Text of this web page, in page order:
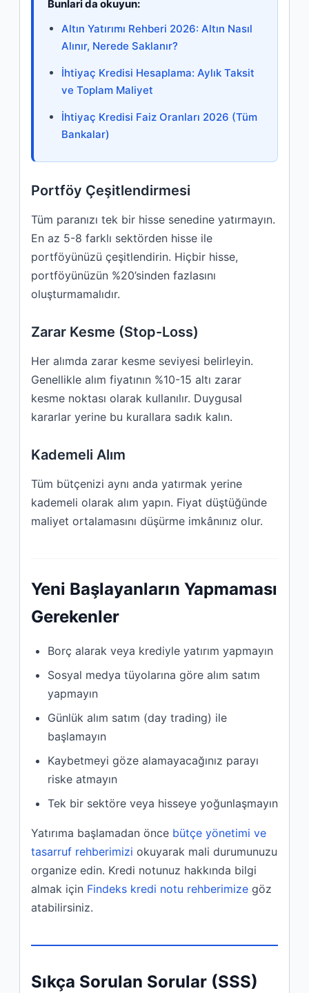
Bunlari da okuyun:
Altın Yatırımı Rehberi 2026: Altın Nasıl
Alınır, Nerede Saklanır?
İhtiyaç Kredisi Hesaplama: Aylık Taksit
ve Toplam Maliyet
İhtiyaç Kredisi Faiz Oranları 2026 (Tüm
Bankalar)
Portföy Çeşitlendirmesi
Tüm paranızı tek bir hisse senedine yatırmayın.
En az 5-8 farklı sektörden hisse ile
portföyünüzü çeşitlendirin. Hiçbir hisse,
portföyünüzün %20’sinden fazlasını
oluşturmamalıdır.
Zarar Kesme (Stop-Loss)
Her alımda zarar kesme seviyesi belirleyin.
Genellikle alım fiyatının %10-15 altı zarar
kesme noktası olarak kullanılır. Duygusal
kararlar yerine bu kurallara sadık kalın.
Kademeli Alım
Tüm bütçenizi aynı anda yatırmak yerine
kademeli olarak alım yapın. Fiyat düştüğünde
maliyet ortalamasını düşürme imkânınız olur.
Yeni Başlayanların Yapmaması
Gerekenler
Borç alarak veya krediyle yatırım yapmayın
Sosyal medya tüyolarına göre alım satım
yapmayın
Günlük alım satım (day trading) ile
başlamayın
Kaybetmeyi göze alamayacağınız parayı
riske atmayın
Tek bir sektöre veya hisseye yoğunlaşmayın
Yatırıma başlamadan önce bütçe yönetimi ve
tasarruf rehberimizi okuyarak mali durumunuzu
organize edin. Kredi notunuz hakkında bilgi
almak için Findeks kredi notu rehberimize göz
atabilirsiniz.
Sıkça Sorulan Sorular (SSS)